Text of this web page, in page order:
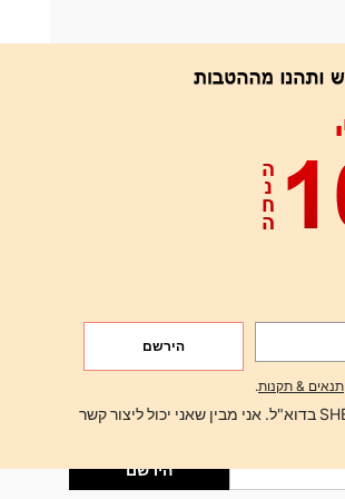
הירשם
הירשם
הירשם
הירשם
תנאים & תקנות.
ברצוני לקבל הצעות בלעדיות וחדשות SHEIN בדוא"ל. אני מבין שאני יכול ליצור קשר